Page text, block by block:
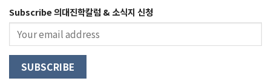
Subscribe 의대진학칼럼 & 소식지 신청